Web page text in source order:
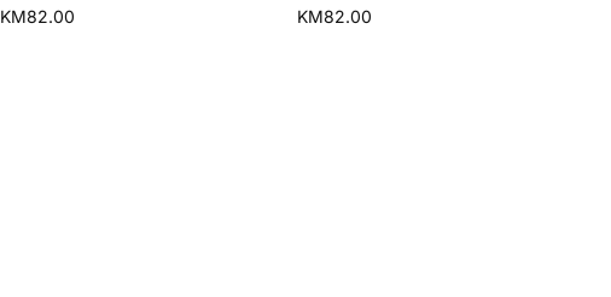
KM82.00 KM82.00